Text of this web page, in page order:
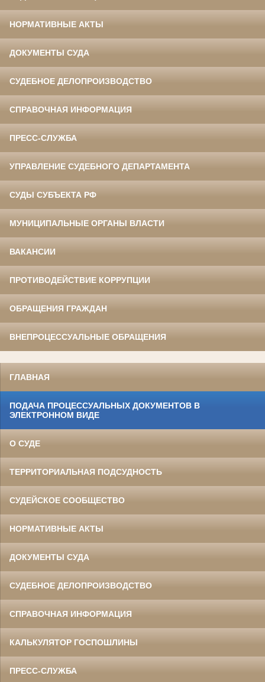
НОРМАТИВНЫЕ АКТЫ
ДОКУМЕНТЫ СУДА
СУДЕБНОЕ ДЕЛОПРОИЗВОДСТВО
СПРАВОЧНАЯ ИНФОРМАЦИЯ
ПРЕСС-СЛУЖБА
УПРАВЛЕНИЕ СУДЕБНОГО ДЕПАРТАМЕНТА
СУДЫ СУБЪЕКТА РФ
МУНИЦИПАЛЬНЫЕ ОРГАНЫ ВЛАСТИ
ВАКАНСИИ
ПРОТИВОДЕЙСТВИЕ КОРРУПЦИИ
ОБРАЩЕНИЯ ГРАЖДАН
ВНЕПРОЦЕССУАЛЬНЫЕ ОБРАЩЕНИЯ
ГЛАВНАЯ
ПОДАЧА ПРОЦЕССУАЛЬНЫХ ДОКУМЕНТОВ В
ЭЛЕКТРОННОМ ВИДЕ
О СУДЕ
ТЕРРИТОРИАЛЬНАЯ ПОДСУДНОСТЬ
СУДЕЙСКОЕ СООБЩЕСТВО
НОРМАТИВНЫЕ АКТЫ
ДОКУМЕНТЫ СУДА
СУДЕБНОЕ ДЕЛОПРОИЗВОДСТВО
СПРАВОЧНАЯ ИНФОРМАЦИЯ
КАЛЬКУЛЯТОР ГОСПОШЛИНЫ
ПРЕСС-СЛУЖБА